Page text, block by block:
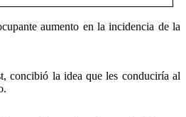
aumento en la incidencia de la
concibió la idea que les conduciría al